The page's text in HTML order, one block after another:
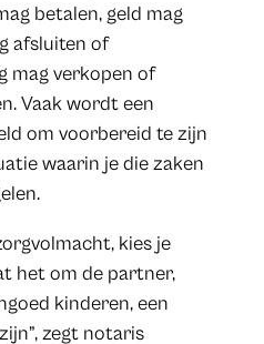
betalen, geld mag
afsluiten of
mag verkopen of
Vaak wordt een
om voorbereid te zijn
waarin je die zaken
kies je
het om de partner,
kinderen, een
zegt notaris